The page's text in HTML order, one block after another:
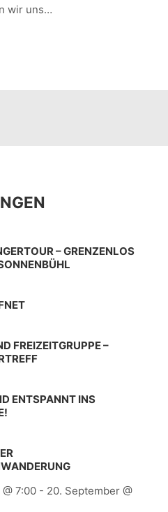
wir uns…
– GRENZENLOS
FREIZEITGRUPPE –
ENTSPANNT INS
7:00 - 20. September @